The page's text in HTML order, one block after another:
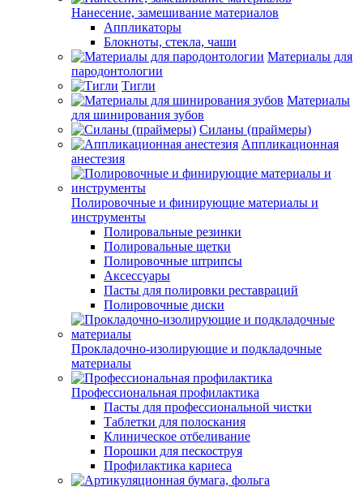
Нанесение, замешивание материалов
Аппликаторы
Блокноты, стекла, чаши
Материалы для
пародонтологии
Тигли
Материалы
для шинирования зубов
Силаны (праймеры)
Аппликационная
анестезия
Полировочные и финирующие материалы и
инструменты
Полировальные резинки
Полировальные щетки
Полировочные штрипсы
Аксессуары
Пасты для полировки реставраций
Полировочные диски
Прокладочно-изолирующие и подкладочные
материалы
Профессиональная профилактика
Пасты для профессиональной чистки
Таблетки для полоскания
Клиническое отбеливание
Порошки для пескоструя
Профилактика кариеса